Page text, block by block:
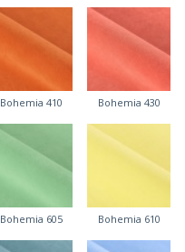
Bohemia 410 Bohemia 430
Bohemia 605 Bohemia 610